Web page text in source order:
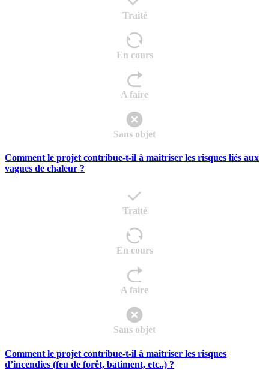
Traité
En cours
A faire
Sans objet
Comment le projet contribue-t-il à maitriser les risques liés aux
vagues de chaleur ?
Traité
En cours
A faire
Sans objet
Comment le projet contribue-t-il à maitriser les risques
d’incendies (feu de forêt, batiment, etc..) ?